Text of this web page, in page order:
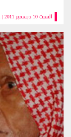
السبت 10 ديسمبر 2011 | 08:41 مساءً